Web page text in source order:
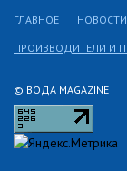
© ВОДА MAGAZINE
ГЛАВНОЕ НОВОСТИ
ПРОИЗВОДИТЕЛИ И